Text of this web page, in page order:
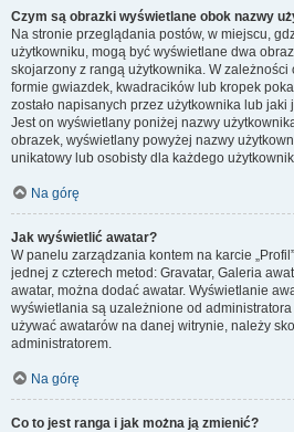
Czym są obrazki wyświetlane obok nazwy
Na stronie przeglądania postów, w miejscu,
użytkowniku, mogą być wyświetlane dwa
skojarzony z rangą użytkownika. W
formie gwiazdek, kwadracików lub kropek
zostało napisanych przez użytkownika lub
Jest on wyświetlany poniżej nazwy
obrazek, wyświetlany powyżej nazwy
unikatowy lub osobisty dla każdego
Na górę
Jak wyświetlić awatar?
W panelu zarządzania kontem na karcie
jednej z czterech metod: Gravatar, Galeria
awatar, można dodać awatar. Wyświetlanie
wyświetlania są uzależnione od
używać awatarów na danej witrynie, należy
administratorem.
Na górę
Co to jest ranga i jak można ją zmienić?